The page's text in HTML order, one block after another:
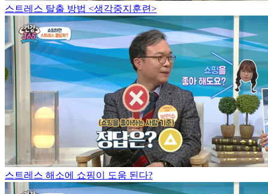
스트레스 탈출 방법 <생각중지훈련>
스트레스 해소에 쇼핑이 도움 된다?